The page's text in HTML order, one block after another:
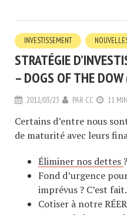
INVESTISSEMENT
STRATÉGIE
– DOGS OF THE
2012/03/23 PAR CC 11 MIN
Certains d’entre nous
de maturité avec leurs
Éliminer nos dettes
Fond d’urgence
imprévus ? C’est fait.
Cotiser à notre